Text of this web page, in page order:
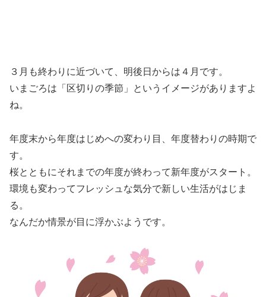
３月も終わりに近づいて、明後日からは４月です。
いまごろは「区切りの季節」というイメージがありますよ
ね。
年度末から年度はじめへの変わり目、年度替わりの時期で
す。
桜とともにそれまでの年度が終わって新年度がスタート。
環境も変わってフレッシュな気分で新しい生活がはじま
る。
なんだか情景が目に浮かぶようです。